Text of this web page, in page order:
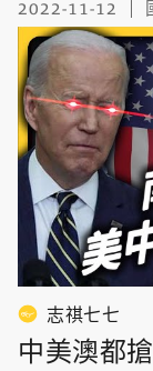
2022-11-12
志祺七七
中美澳都